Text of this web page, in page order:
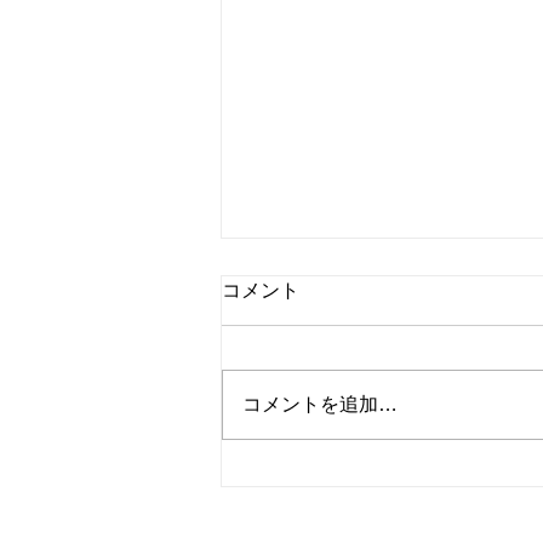
桃のチーズケーキ
コメント
コメントを追加…